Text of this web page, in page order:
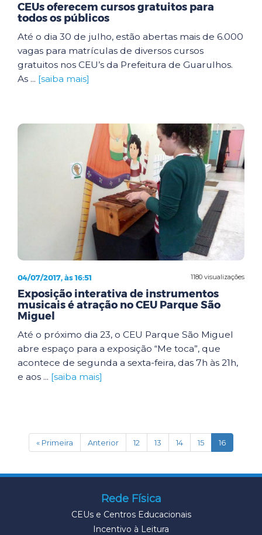
CEUs oferecem cursos gratuitos para
todos os públicos
Até o dia 30 de julho, estão abertas mais de 6.000
vagas para matrículas de diversos cursos
gratuitos nos CEU’s da Prefeitura de Guarulhos.
As ... [saiba mais]
1180 visualizações
04/07/2017, às 16:51
Exposição interativa de instrumentos
musicais é atração no CEU Parque São
Miguel
Até o próximo dia 23, o CEU Parque São Miguel
abre espaço para a exposição “Me toca”, que
acontece de segunda a sexta-feira, das 7h às 21h,
e aos ... [saiba mais]
« Primeira Anterior 12 13 14 15 16(current)
Rede Física
CEUs e Centros Educacionais
Incentivo à Leitura